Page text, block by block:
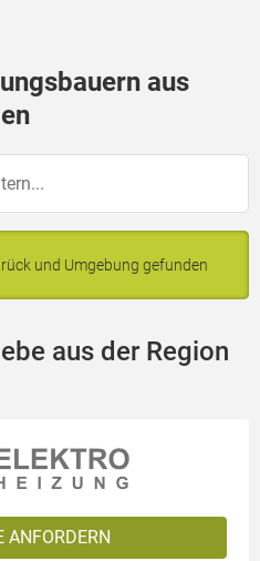
aus
und Umgebung gefunden
aus der Region
ANFORDERN